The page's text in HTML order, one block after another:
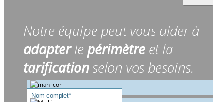
Notre équipe peut vous aider à
adapterle périmètre et la
tarificationselon vos besoins.